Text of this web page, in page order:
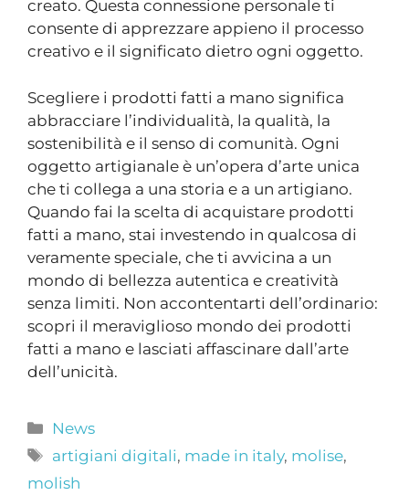
creato. Questa connessione personale ti
consente di apprezzare appieno il processo
creativo e il significato dietro ogni oggetto.
Scegliere i prodotti fatti a mano significa
abbracciare l’individualità, la qualità, la
sostenibilità e il senso di comunità. Ogni
oggetto artigianale è un’opera d’arte unica
che ti collega a una storia e a un artigiano.
Quando fai la scelta di acquistare prodotti
fatti a mano, stai investendo in qualcosa di
veramente speciale, che ti avvicina a un
mondo di bellezza autentica e creatività
senza limiti. Non accontentarti dell’ordinario:
scopri il meraviglioso mondo dei prodotti
fatti a mano e lasciati affascinare dall’arte
dell’unicità.
News
artigiani digitali, made in italy, molise,
molish